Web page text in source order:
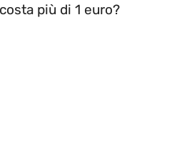
più di 1 euro?